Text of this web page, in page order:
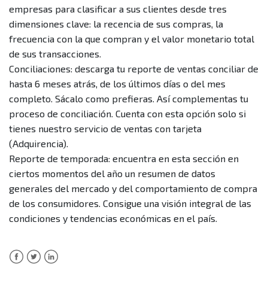
empresas para clasificar a sus clientes desde tres
dimensiones clave: la recencia de sus compras, la
frecuencia con la que compran y el valor monetario total
de sus transacciones.
Conciliaciones: descarga tu reporte de ventas conciliar de
hasta 6 meses atrás, de los últimos días o del mes
completo. Sácalo como prefieras. Así complementas tu
proceso de conciliación. Cuenta con esta opción solo si
tienes nuestro servicio de ventas con tarjeta
(Adquirencia).
Reporte de temporada: encuentra en esta sección en
ciertos momentos del año un resumen de datos
generales del mercado y del comportamiento de compra
de los consumidores. Consigue una visión integral de las
condiciones y tendencias económicas en el país.